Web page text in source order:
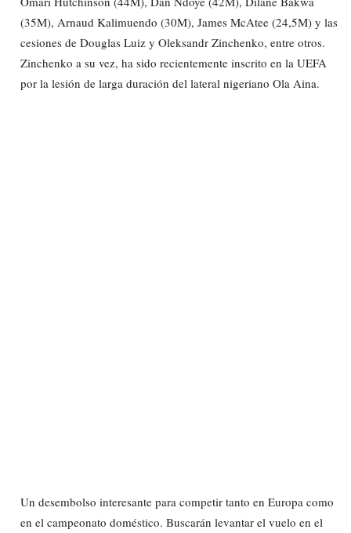
(35M), Arnaud Kalimuendo (30M), James McAtee (24,5M) y las
cesiones de Douglas Luiz y Oleksandr Zinchenko, entre otros.
Zinchenko a su vez, ha sido recientemente inscrito en la UEFA
por la lesión de larga duración del lateral nigeriano Ola Aina.
Un desembolso interesante para competir tanto en Europa como
en el campeonato doméstico. Buscarán levantar el vuelo en el